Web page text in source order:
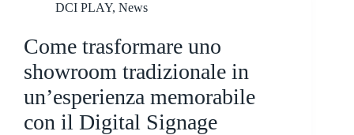
DCI PLAY, News
Come trasformare uno
showroom tradizionale in
un’esperienza memorabile
con il Digital Signage